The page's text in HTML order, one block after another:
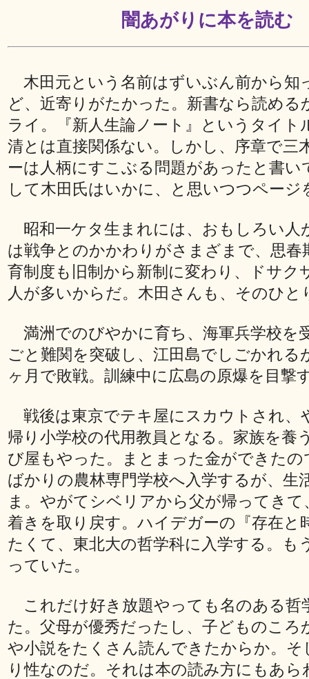
闇あがりに本を読む
木田元という名前はずいぶん前から知
ど、近寄りがたかった。新書なら読める
ライ。『新人生論ノート』というタイト
清とは直接関係ない。しかし、序章で三
ーは人柄にすこぶる問題があったと書い
して木田氏はいかに、と思いつつページ
昭和一ケタ生まれには、おもしろい人
は戦争とのかかわりがさまざまで、思春
育制度も旧制から新制に変わり、ドサク
人が多いからだ。木田さんも、そのひと
満洲でのびやかに育ち、海軍兵学校を
ごと難関を突破し、江田島でしごかれる
ヶ月で敗戦。訓練中に広島の原爆を目撃
戦後は東京でテキ屋にスカウトされ、
帰り小学校の代用教員となる。家族を養
び屋もやった。まとまった金ができたの
ばかりの農林専門学校へ入学するが、生
ま。やがてシベリアから父が帰ってき
着きを取り戻す。ハイデガーの『存在と
たくて、東北大の哲学科に入学する。も
っていた。
これだけ好き放題やっても名のある哲
た。父母が優秀だったし、子どものころ
や小説をたくさん読んできたからか。そ
り性なのだ。それは本の読み方にもあら